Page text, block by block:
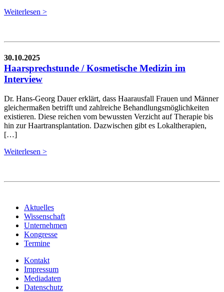
Weiterlesen >
30.10.2025
Haarsprechstunde / Kosmetische Medizin im
Interview
Dr. Hans-Georg Dauer erklärt, dass Haarausfall Frauen und Männer
gleichermaßen betrifft und zahlreiche Behandlungsmöglichkeiten
existieren. Diese reichen vom bewussten Verzicht auf Therapie bis
hin zur Haartransplantation. Dazwischen gibt es Lokaltherapien,
[…]
Weiterlesen >
Aktuelles
Wissenschaft
Unternehmen
Kongresse
Termine
Kontakt
Impressum
Mediadaten
Datenschutz